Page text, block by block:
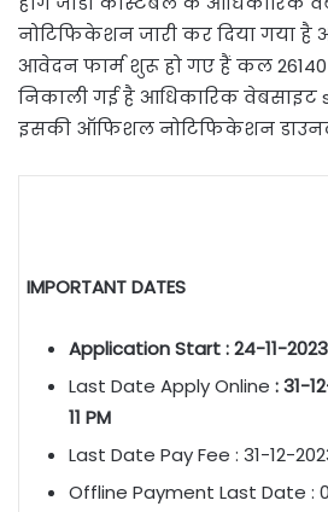
नोटिफिकेशन जारी कर दिया गया
आवेदन फार्म शुरू हो गए हैं कल
निकाली गई है आधिकारिक वेबसाइट
इसकी ऑफिशल नोटिफिकेशन
IMPORTANT DATES
Application Start : 24-11-2023
Last Date Apply Online : 31-
11 PM
Last Date Pay Fee : 31-12-
Offline Payment Last Date :